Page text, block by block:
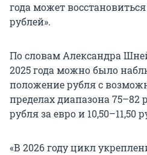
года может
рублей».
По словам Александра
2025 года можно было
положение рубля с
пределах диапазона 75–82
рубля за евро и 10,50–11,50
«В 2026 году цикл